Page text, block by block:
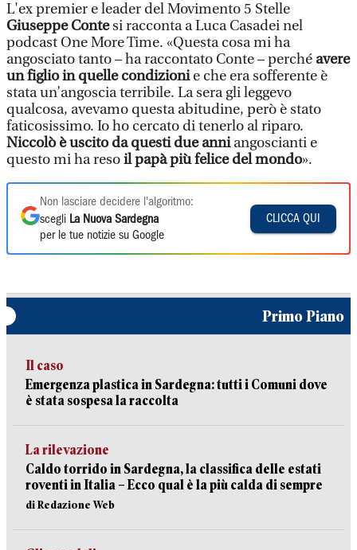
L'ex premier e leader del Movimento 5 Stelle
Giuseppe Contesi racconta a Luca Casadei nel
podcast One More Time. «Questa cosa mi ha
angosciato tanto – ha raccontato Conte – perché avere
un figlio in quelle condizionie che era sofferente è
stata un’angoscia terribile. La sera gli leggevo
qualcosa, avevamo questa abitudine, però è stato
faticosissimo. Io ho cercato di tenerlo al riparo.
Niccolò è uscito da questi due anniangoscianti e
questo mi ha resoil papà più felice del mondo».
Non lasciare decidere l'algoritmo:
scegli La Nuova Sardegna
per le tue notizie su Google
CLICCA QUI
Primo Piano
Il caso
Emergenza plastica in Sardegna: tutti i Comuni dove
è stata sospesa la raccolta
La rilevazione
Caldo torrido in Sardegna, la classifica delle estati
roventi in Italia – Ecco qual è la più calda di sempre
di Redazione Web